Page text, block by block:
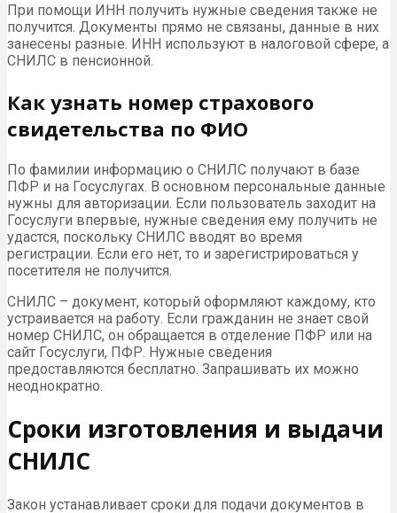
При помощи ИНН получить нужные сведения также не
получится. Документы прямо не связаны, данные в них
занесены разные. ИНН используют в налоговой сфере, а
СНИЛС в пенсионной.
Как узнать номер страхового
свидетельства по ФИО
По фамилии информацию о СНИЛС получают в базе
ПФР и на Госуслугах. В основном персональные данные
нужны для авторизации. Если пользователь заходит на
Госуслуги впервые, нужные сведения ему получить не
удастся, поскольку СНИЛС вводят во время
регистрации. Если его нет, то и зарегистрироваться у
посетителя не получится.
СНИЛС – документ, который оформляют каждому, кто
устраивается на работу. Если гражданин не знает свой
номер СНИЛС, он обращается в отделение ПФР или на
сайт Госуслуги, ПФР. Нужные сведения
предоставляются бесплатно. Запрашивать их можно
неоднократно.
Сроки изготовления и выдачи
СНИЛС
Закон устанавливает сроки для подачи документов в